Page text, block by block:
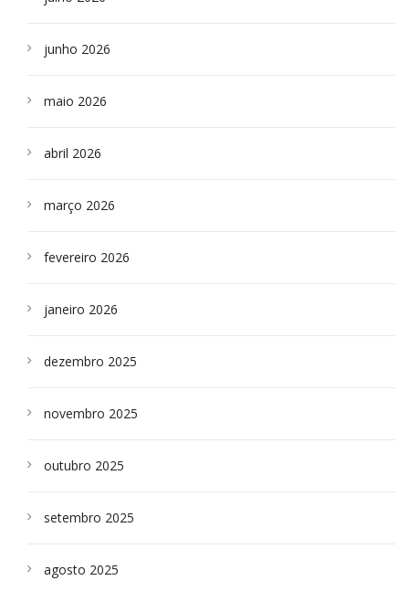
junho 2026
maio 2026
abril 2026
março 2026
fevereiro 2026
janeiro 2026
dezembro 2025
novembro 2025
outubro 2025
setembro 2025
agosto 2025